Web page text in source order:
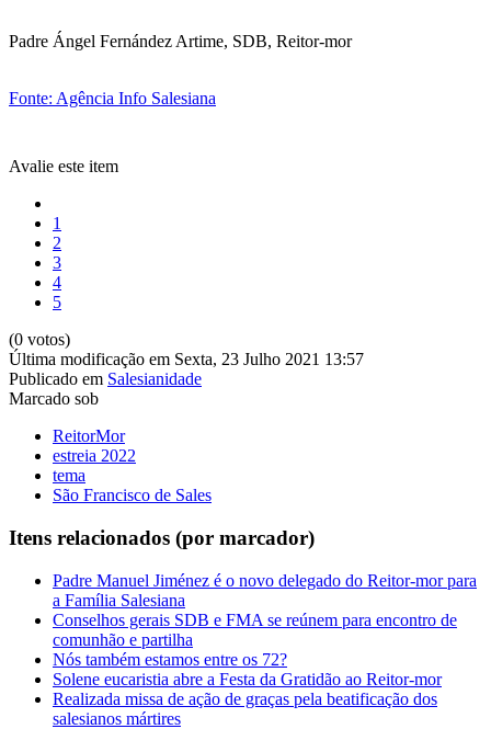
Padre Ángel Fernández Artime, SDB, Reitor-mor
Fonte: Agência Info Salesiana
Avalie este item
1
2
3
4
5
(0 votos)
Última modificação em Sexta, 23 Julho 2021 13:57
Publicado em Salesianidade
Marcado sob
ReitorMor
estreia 2022
tema
São Francisco de Sales
Itens relacionados (por marcador)
Padre Manuel Jiménez é o novo delegado do Reitor-mor para
a Família Salesiana
Conselhos gerais SDB e FMA se reúnem para encontro de
comunhão e partilha
Nós também estamos entre os 72?
Solene eucaristia abre a Festa da Gratidão ao Reitor-mor
Realizada missa de ação de graças pela beatificação dos
salesianos mártires